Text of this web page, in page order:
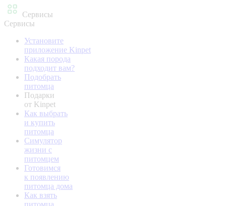
Сервисы
Сервисы
Установите
приложение Kinpet
Какая порода
подходит вам?
Подобрать
питомца
Подарки
от Kinpet
Как выбрать
и купить
питомца
Симулятор
жизни с
питомцем
Готовимся
к появлению
питомца дома
Как взять
питомца